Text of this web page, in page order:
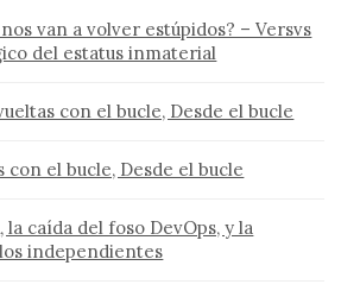
van a volver estúpidos? – Versvs
del estatus inmaterial
con el bucle, Desde el bucle
con el bucle, Desde el bucle
la caída del foso DevOps, y la
independientes